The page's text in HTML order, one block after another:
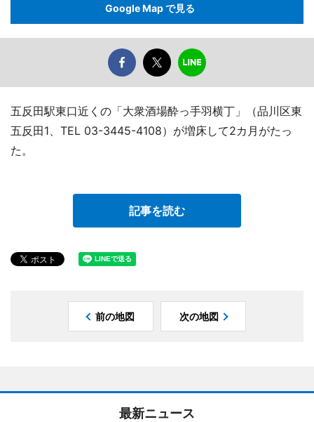
Google Map で見る
五反田駅東口近くの「大衆酒場酔っ手羽横丁」（品川区東
五反田1、TEL 03-3445-4108）が増床して2カ月がたっ
た。
記事を読む
前の地図 次の地図
最新ニュース